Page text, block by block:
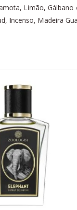
Limão,
Incenso, Madeira